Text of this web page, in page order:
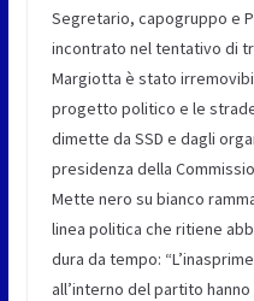
Segretario, capogruppo e
incontrato nel tentativo di
Margiotta è stato
progetto politico e le
dimette da SSD e dagli
presidenza della
Mette nero su bianco
linea politica che ritiene
dura da tempo:
all’interno del partito